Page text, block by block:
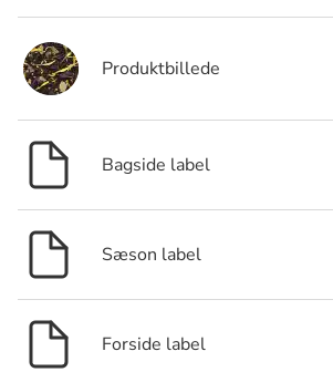
Produktbillede
Bagside label
Sæson label
Forside label